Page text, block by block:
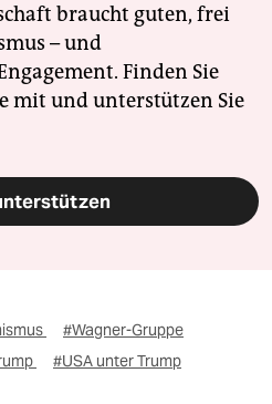
braucht guten, frei
– und
Finden Sie
mit und unterstützen Sie
#Wagner-Gruppe
#USA unter Trump